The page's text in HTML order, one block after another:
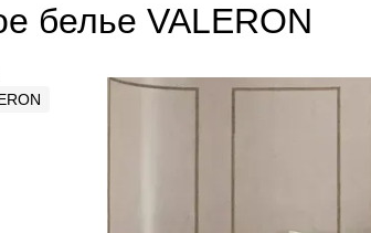
белье VALERON